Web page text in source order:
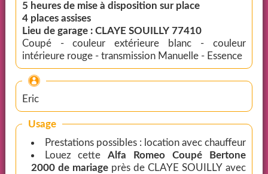
5 heures de mise à disposition sur place
4 places assises
Lieu de garage : CLAYE SOUILLY 77410
Coupé - couleur extérieure blanc - couleur
intérieure rouge - transmission Manuelle - Essence
Eric
Usage
Prestations possibles : location avec chauffeur
Louez cette Alfa Romeo Coupé Bertone
2000 de mariageprès de CLAYE SOUILLY avec